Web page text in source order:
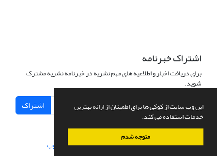
این وب سایت از کوکی ها برای اطمینان از ارائه بهترین
خدمات استفاده می کند.
متوجه شدم
اشتراک خبرنامه
برای دریافت اخبار و اطلاعیه های مهم نشریه در خبرنامه نشریه مشترک
شوید.
اشتراک
سامانه مدیریت نشریات علمی.طراحی و پیاده سازی از سیناوب